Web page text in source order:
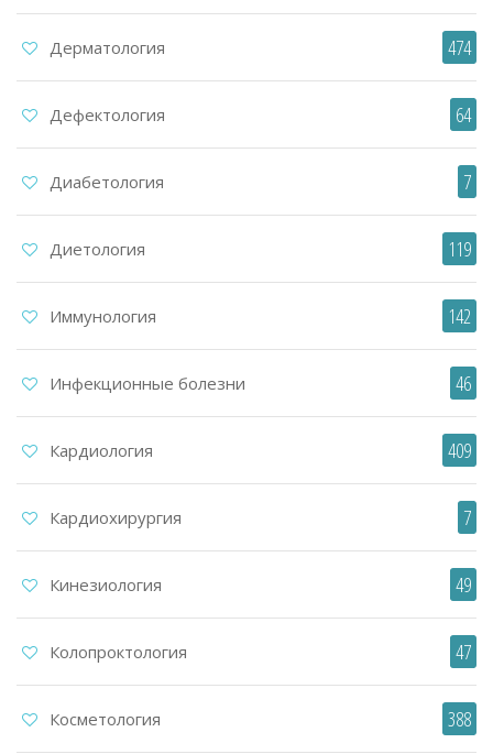
Дерматология 474
Дефектология 64
Диабетология 7
Диетология 119
Иммунология 142
Инфекционные болезни 46
Кардиология 409
Кардиохирургия 7
Кинезиология 49
Колопроктология 47
Косметология 388